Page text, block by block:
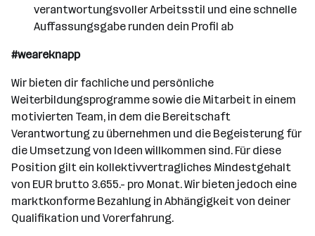
verantwortungsvoller Arbeitsstil und eine schnelle
Auffassungsgabe runden dein Profil ab
#weareknapp
Wir bieten dir fachliche und persönliche
Weiterbildungsprogramme sowie die Mitarbeit in einem
motivierten Team, in dem die Bereitschaft
Verantwortung zu übernehmen und die Begeisterung für
die Umsetzung von Ideen willkommen sind. Für diese
Position gilt ein kollektivvertragliches Mindestgehalt
von EUR brutto 3.655.- pro Monat. Wir bieten jedoch eine
marktkonforme Bezahlung in Abhängigkeit von deiner
Qualifikation und Vorerfahrung.